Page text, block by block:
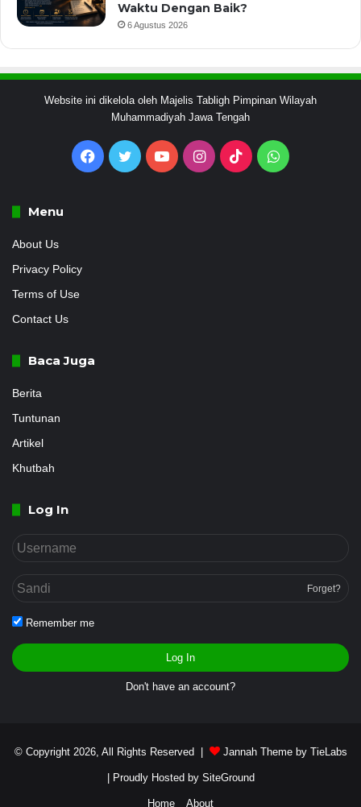
Waktu Dengan Baik?
6 Agustus 2026
Website ini dikelola oleh Majelis Tabligh Pimpinan Wilayah
Muhammadiyah Jawa Tengah
Facebook
Twitter YouTubeInstagram
TikTokWhatsApp
Menu
About Us
Privacy Policy
Terms of Use
Contact Us
Baca Juga
Berita
Tuntunan
Artikel
Khutbah
Log In
Forget?
Remember me
Log In
Don't have an account?
© Copyright 2026, All Rights Reserved | Jannah Theme by TieLabs
| Proudly Hosted by SiteGround
Home About